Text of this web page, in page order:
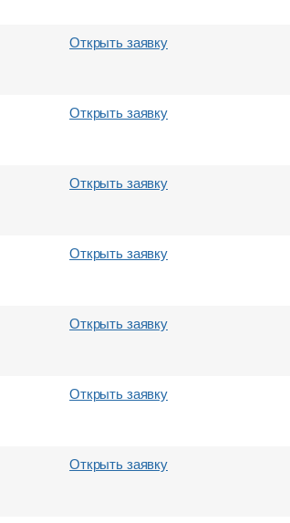
Открыть заявку
Открыть заявку
Открыть заявку
Открыть заявку
Открыть заявку
Открыть заявку
Открыть заявку